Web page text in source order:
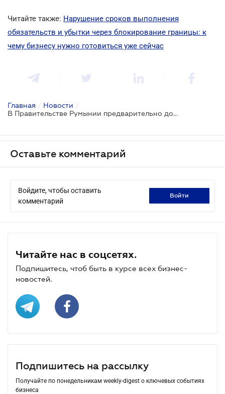
Читайте также: Нарушение сроков выполнения
обязательств и убытки через блокирование границы: к
чему бизнесу нужно готовиться уже сейчас
Главная / Новости /
В Правительстве Румынии предварительно договорились с фермерами, которые блокируют границу
Оставьте комментарий
Войдите, чтобы оставить
комментарий
войти
Читайте нас в соцсетях.
Подпишитесь, чтоб быть в курсе всех бизнес-
новостей.
Подпишитесь на рассылку
Получайте по понедельникам weekly-digest о ключевых событиях
бизнеса